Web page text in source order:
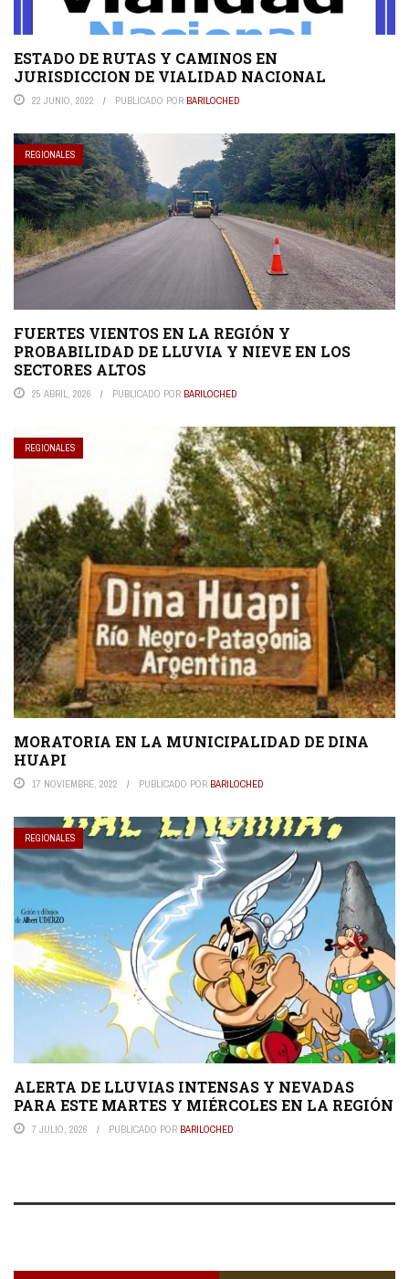
ESTADO DE RUTAS Y CAMINOS EN
JURISDICCION DE VIALIDAD NACIONAL
22 JUNIO, 2022 PUBLICADO POR BARILOCHED
REGIONALES
FUERTES VIENTOS EN LA REGIÓN Y
PROBABILIDAD DE LLUVIA Y NIEVE EN LOS
SECTORES ALTOS
25 ABRIL, 2026 PUBLICADO POR BARILOCHED
REGIONALES
MORATORIA EN LA MUNICIPALIDAD DE DINA
HUAPI
17 NOVIEMBRE, 2022 PUBLICADO POR BARILOCHED
REGIONALES
ALERTA DE LLUVIAS INTENSAS Y NEVADAS
PARA ESTE MARTES Y MIÉRCOLES EN LA REGIÓN
7 JULIO, 2026 PUBLICADO POR BARILOCHED